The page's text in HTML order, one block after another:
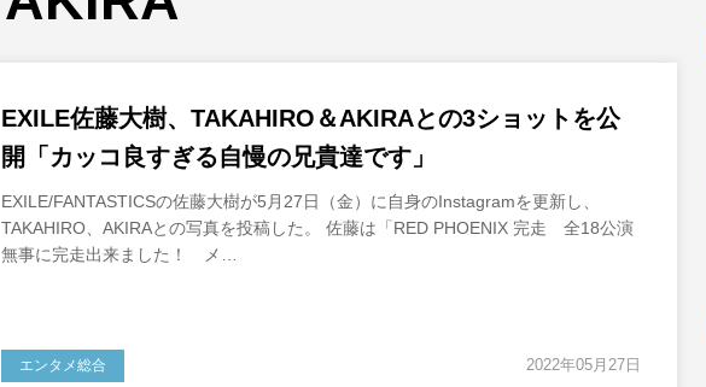
EXILE佐藤大樹、TAKAHIRO＆AKIRAとの3ショットを公
開「カッコ良すぎる自慢の兄貴達です」
EXILE/FANTASTICSの佐藤大樹が5月27日（金）に自身のInstagramを更新し、
TAKAHIRO、AKIRAとの写真を投稿した。 佐藤は「RED PHOENIX 完走 全18公演
無事に完走出来ました！ メ…
2022年05月27日
エンタメ総合